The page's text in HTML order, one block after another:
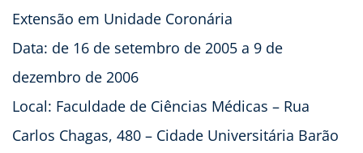
Extensão em Unidade Coronária
Data: de 16 de setembro de 2005 a 9 de
dezembro de 2006
Local: Faculdade de Ciências Médicas – Rua
Carlos Chagas, 480 – Cidade Universitária Barão